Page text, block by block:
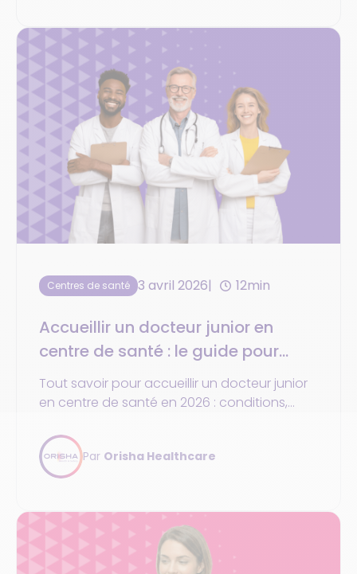
Centres de santé 3 avril 2026 12min
Accueillir un docteur junior en
centre de santé : le guide pour
2026
Tout savoir pour accueillir un docteur junior
en centre de santé en 2026 : conditions,
structure.
Par Orisha Healthcare